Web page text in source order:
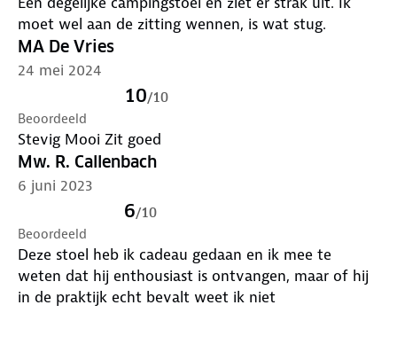
moet wel aan de zitting wennen, is wat stug.
MA De Vries
24 mei 2024
10/10
Beoordeeld
Stevig Mooi Zit goed
Mw. R. Callenbach
6 juni 2023
6/10
Beoordeeld
Deze stoel heb ik cadeau gedaan en ik mee te
weten dat hij enthousiast is ontvangen, maar of hij
in de praktijk echt bevalt weet ik niet